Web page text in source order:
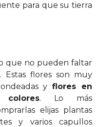
para que su tierra
que no pueden faltar
Estas flores son muy
yflores en
. Lo más
elijas plantas
y varios capullos